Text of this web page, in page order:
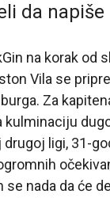
da
na korak od
Vila se
Za
ligi, 31-
se nada da će